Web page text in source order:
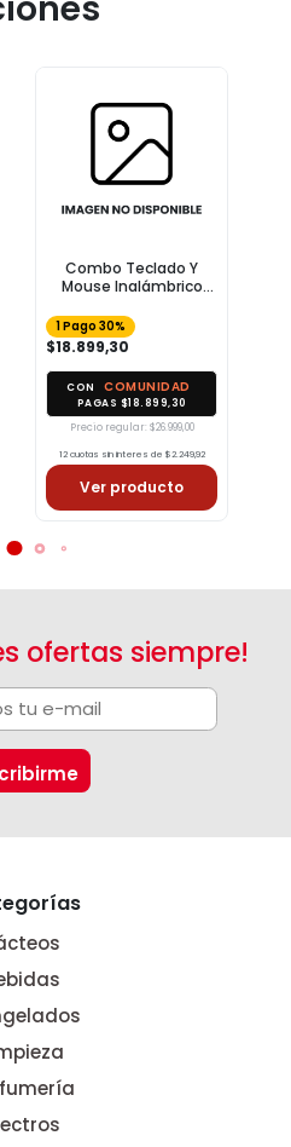
Combo Teclado Y
Mouse Inalámbrico
Negro
1 Pago 30%
$18.899,30
CON COMUNIDAD
PAGAS $18.899,30
Precio regular: $26.999,00
12 cuotas sin interes de $2.249,92
Ver producto
ofertas siempre!